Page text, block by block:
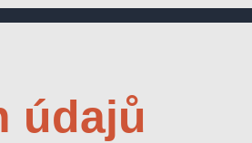
údajů